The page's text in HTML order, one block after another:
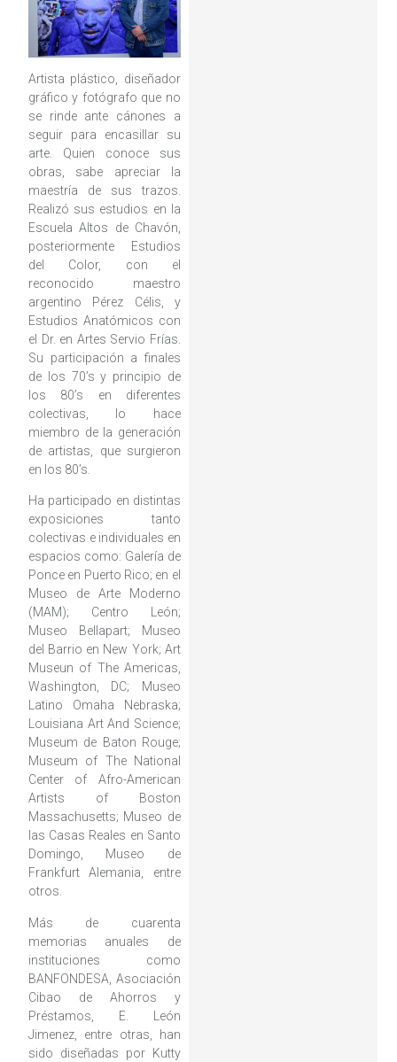
Artista plástico, diseñador
gráfico y fotógrafo que no
se rinde ante cánones a
seguir para encasillar su
arte. Quien conoce sus
obras, sabe apreciar la
maestría de sus trazos.
Realizó sus estudios en la
Escuela Altos de Chavón,
posteriormente Estudios
del Color, con el
reconocido maestro
argentino Pérez Célis, y
Estudios Anatómicos con
el Dr. en Artes Servio Frías.
Su participación a finales
de los 70’s y principio de
los 80’s en diferentes
colectivas, lo hace
miembro de la generación
de artistas, que surgieron
en los 80’s.
Ha participado en distintas
exposiciones tanto
colectivas e individuales en
espacios como: Galería de
Ponce en Puerto Rico; en el
Museo de Arte Moderno
(MAM); Centro León;
Museo Bellapart; Museo
del Barrio en New York; Art
Museun of The Americas,
Washington, DC; Museo
Latino Omaha Nebraska;
Louisiana Art And Science;
Museum de Baton Rouge;
Museum of The National
Center of Afro-American
Artists of Boston
Massachusetts; Museo de
las Casas Reales en Santo
Domingo, Museo de
Frankfurt Alemania, entre
otros.
Más de cuarenta
memorias anuales de
instituciones como
BANFONDESA, Asociación
Cibao de Ahorros y
Préstamos, E. León
Jimenez, entre otras, han
sido diseñadas por Kutty